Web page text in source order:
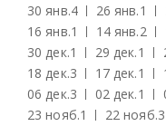
30 янв.4 26 янв.1
16 янв.1 14 янв.2
30 дек.1 29 дек.1
18 дек.3 17 дек.1
06 дек.3 02 дек.1
23 нояб.1 22 нояб.3